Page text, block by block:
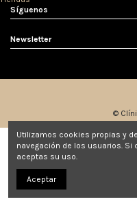
Síguenos
Newsletter
©
Utilizamos cookies propias y
navegación de los usuarios.
aceptas su uso.
Aceptar